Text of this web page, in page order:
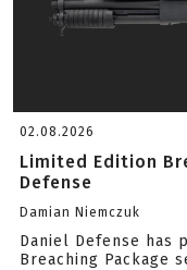
02.08.2026
Limited Edition
Defense
Damian Niemczuk
Daniel Defense has
Breaching Package